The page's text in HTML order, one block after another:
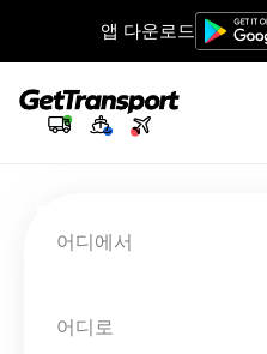
앱 다운로드
어디에서
어디로